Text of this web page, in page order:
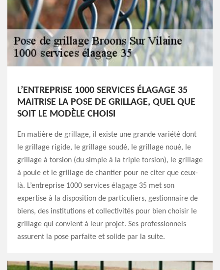
L’ENTREPRISE 1000 SERVICES ÉLAGAGE 35
MAITRISE LA POSE DE GRILLAGE, QUEL QUE
SOIT LE MODÈLE CHOISI
En matière de grillage, il existe une grande variété dont
le grillage rigide, le grillage soudé, le grillage noué, le
grillage à torsion (du simple à la triple torsion), le grillage
à poule et le grillage de chantier pour ne citer que ceux-
là. L’entreprise 1000 services élagage 35 met son
expertise à la disposition de particuliers, gestionnaire de
biens, des institutions et collectivités pour bien choisir le
grillage qui convient à leur projet. Ses professionnels
assurent la pose parfaite et solide par la suite.